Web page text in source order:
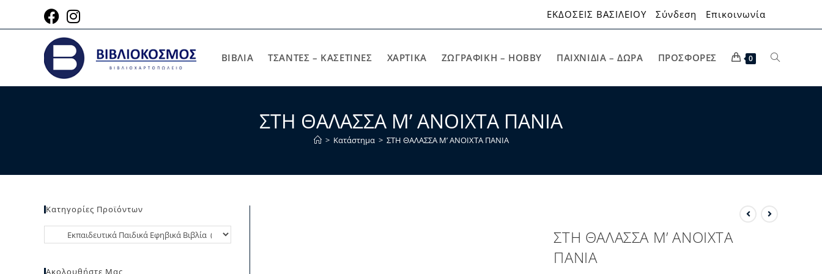
ΕΚΔΟΣΕΙΣ ΒΑΣΙΛΕΙΟΥ Σύνδεση Επικοινωνία
ΒΙΒΛΙΑ ΤΣΑΝΤΕΣ – ΚΑΣΕΤΙΝΕΣ ΧΑΡΤΙΚΆ ΖΩΓΡΑΦΙΚΉ – HOBBY ΠΑΙΧΝΊΔΙΑ – ΔΏΡΑ ΠΡΟΣΦΟΡΈΣ 0
ΣΤΗ ΘΑΛΑΣΣΑ Μ’ ΑΝΟΙΧΤΑ ΠΑΝΙΑ
> Κατάστημα > ΣΤΗ ΘΑΛΑΣΣΑ Μ’ ΑΝΟΙΧΤΑ ΠΑΝΙΑ
ΣΤΗ ΘΑΛΑΣΣΑ Μ’ ΑΝΟΙΧΤΑ
ΠΑΝΙΑ
Κατηγορίες Προϊόντων
Ακολουθήστε Μας